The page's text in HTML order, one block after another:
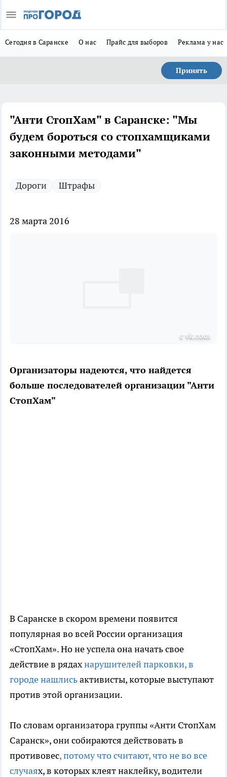
Сегодня в Саранске О нас Прайс для выборов Реклама у нас
Принять
"Анти СтопХам" в Саранске: "Мы
будем бороться со стопхамщиками
законными методами"
Дороги Штрафы
28 марта 2016
с vk.com
Организаторы надеются, что найдется
больше последователей организации "Анти
СтопХам"
В Саранске в скором времени появится
популярная во всей России организация
«СтопХам». Но не успела она начать свое
действие в рядахнарушителей парковки, в
городе нашлисьактивисты, которые выступают
против этой организации.
По словам организатора группы «Анти СтопХам
Саранск», они собираются действовать в
противовес, потому что считают, что не во все
случаях, в которых клеят наклейку, водители